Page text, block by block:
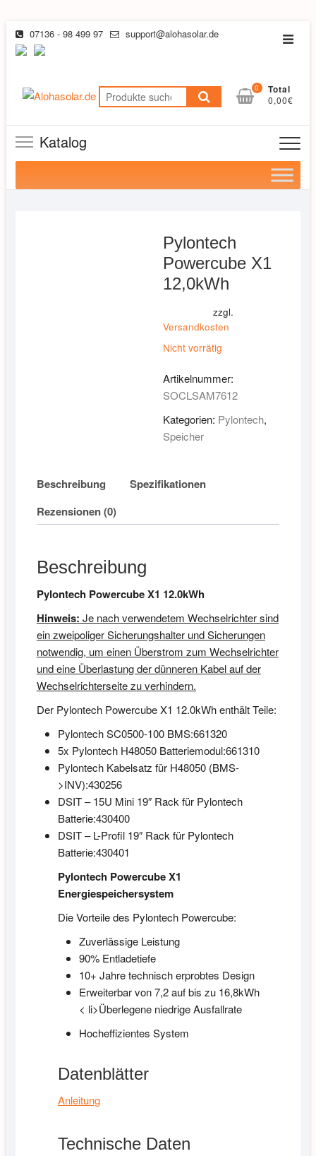
Skip 07136 - 98 499 97 support@alohasolar.de
Suchen
nach:
0 Total
0,00€
Katalog
Pylontech
Powercube X1
12,0kWh
zzgl.
Versandkosten
Nicht vorrätig
Artikelnummer:
SOCLSAM7612
Kategorien: Pylontech,
Speicher
Beschreibung
Spezifikationen
Rezensionen (0)
Beschreibung
Pylontech Powercube X1 12.0kWh
Hinweis: Je nach verwendetem Wechselrichter sind
ein zweipoliger Sicherungshalter und Sicherungen
notwendig, um einen Überstrom zum Wechselrichter
und eine Überlastung der dünneren Kabel auf der
Wechselrichterseite zu verhindern.
Der Pylontech Powercube X1 12.0kWh enthält Teile:
Pylontech SC0500-100 BMS:661320
5x Pylontech H48050 Batteriemodul:661310
Pylontech Kabelsatz für H48050 (BMS-
>INV):430256
DSIT – 15U Mini 19″ Rack für Pylontech
Batterie:430400
DSIT – L-Profil 19″ Rack für Pylontech
Batterie:430401
Pylontech Powercube X1
Energiespeichersystem
Die Vorteile des Pylontech Powercube:
Zuverlässige Leistung
90% Entladetiefe
10+ Jahre technisch erprobtes Design
Erweiterbar von 7,2 auf bis zu 16,8kWh
< li>Überlegene niedrige Ausfallrate
Hocheffizientes System
Datenblätter
Anleitung
Technische Daten